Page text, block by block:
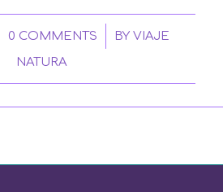
0 COMMENTS
/ BYVIAJE
NATURA